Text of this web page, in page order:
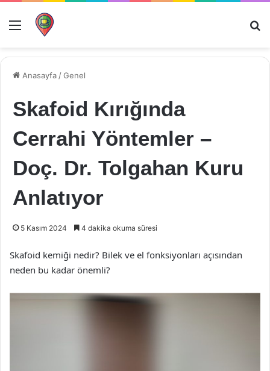
Menü
Anasayfa /Genel
Skafoid Kırığında
Cerrahi Yöntemler –
Doç. Dr. Tolgahan Kuru
Anlatıyor
5 Kasım 2024 4 dakika okuma süresi
Skafoid kemiği nedir? Bilek ve el fonksiyonları açısından
neden bu kadar önemli?